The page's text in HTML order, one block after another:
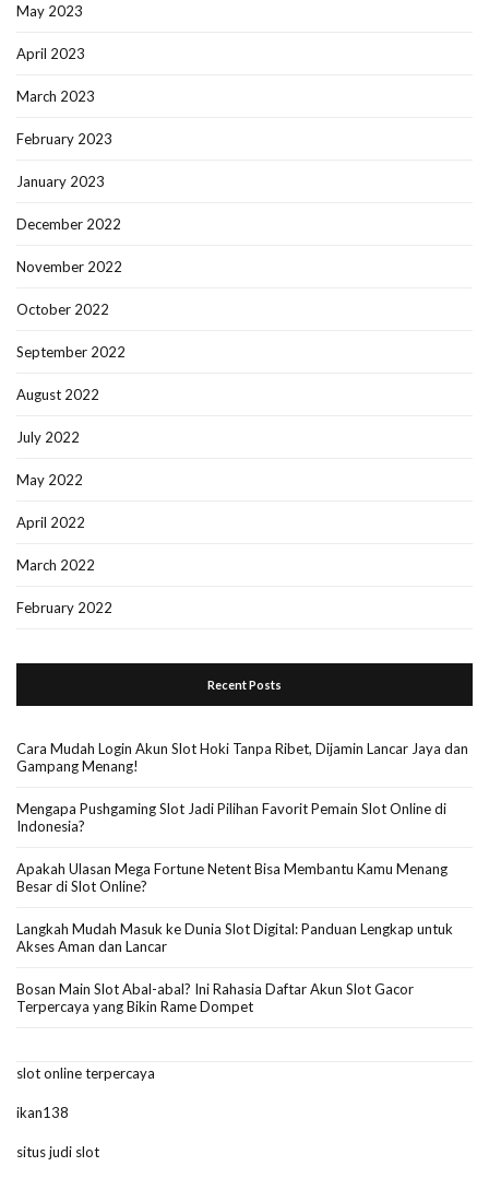
May 2023
April 2023
March 2023
February 2023
January 2023
December 2022
November 2022
October 2022
September 2022
August 2022
July 2022
May 2022
April 2022
March 2022
February 2022
Recent Posts
Cara Mudah Login Akun Slot Hoki Tanpa Ribet, Dijamin Lancar Jaya dan
Gampang Menang!
Mengapa Pushgaming Slot Jadi Pilihan Favorit Pemain Slot Online di
Indonesia?
Apakah Ulasan Mega Fortune Netent Bisa Membantu Kamu Menang
Besar di Slot Online?
Langkah Mudah Masuk ke Dunia Slot Digital: Panduan Lengkap untuk
Akses Aman dan Lancar
Bosan Main Slot Abal-abal? Ini Rahasia Daftar Akun Slot Gacor
Terpercaya yang Bikin Rame Dompet
slot online terpercaya
ikan138
situs judi slot